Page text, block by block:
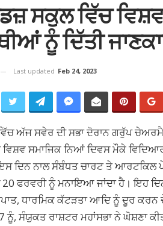
ਸਕੁਲ ਵਿੱਚ
ਨੂੰ ਦਿੱਤੀ
Last updated Feb 24, 2023
ਅੱਜ ਸਵੇਰ ਦੀ ਸਭਾ ਦੋਰਾਨ ਗਰੁੱਪ
ਵਿਸ਼ਵ ਸਮਾਜਿਕ ਨਿਆਂ ਦਿਵਸ ਮੌਕੇ
ਦਿਨ ਨਾਲ ਸੰਬੰਧਤ ਚਾਰਟ ਤੇ ਆਰਟਕਿਲ
ਫਰਵਰੀ ਨੂੰ ਮਨਾਇਆ ਜਾਂਦਾ ਹੈ। ਇਹ
ਧਾਰਮਿਕ ਕੱਟੜਤਾ ਆਦਿ ਨੂੰ ਦੂਰ
ਨੂੰ, ਸੰਯੁਕਤ ਰਾਸ਼ਟਰ ਮਹਾਂਸਭਾ ਨੇ ਘੋਸ਼ਣਾ